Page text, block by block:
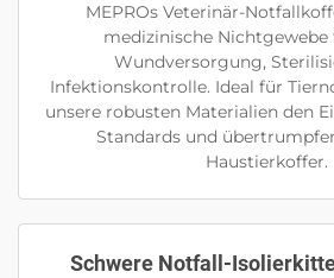
MEPROs Veterinär-
medizinische Nichtgewebe
Wundversorgung,
Infektionskontrolle. Ideal für
unsere robusten Materialien den
Standards und
Haustierkoffer.
Schwere Notfall-